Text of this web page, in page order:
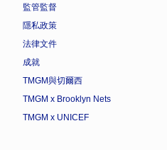
監管監督
隱私政策
法律文件
成就
TMGM與切爾西
TMGM x Brooklyn Nets
TMGM x UNICEF